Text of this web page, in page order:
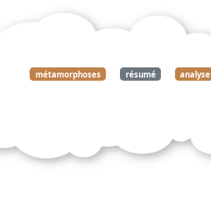
métamorphoses résumé analyse